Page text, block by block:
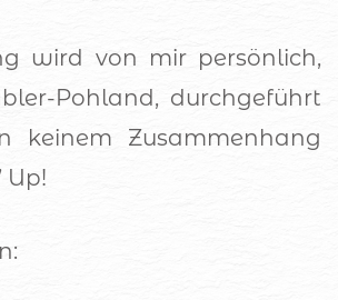
wird von mir persönlich,
Pohland, durchgeführt
keinem Zusammenhang
Up!